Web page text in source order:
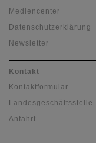
Mediencenter
Datenschutzerklärung
Newsletter
Kontakt
Kontaktformular
Landesgeschäftsstelle
Anfahrt